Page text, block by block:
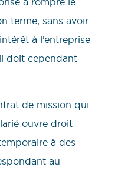
terme, sans avoir
à l’entreprise
doit cependant
de mission qui
ouvre droit
à des
au